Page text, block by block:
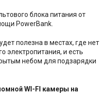
блока питания от
PowerBank.
полезна в местах, где нет
электропитания, и есть
небом для подзарядки
WI-FI камеры на